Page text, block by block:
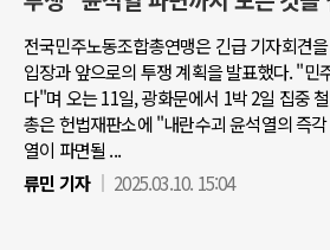
전국민주노동조합총연맹은 긴급 기자회견
입장과 앞으로의 투쟁 계획을 발표했다. "민
다"며 오는 11일, 광화문에서 1박 2일 집중
총은 헌법재판소에 "내란수괴 윤석열의 즉
열이 파면될 ...
류민 기자
2025.03.10. 15:04